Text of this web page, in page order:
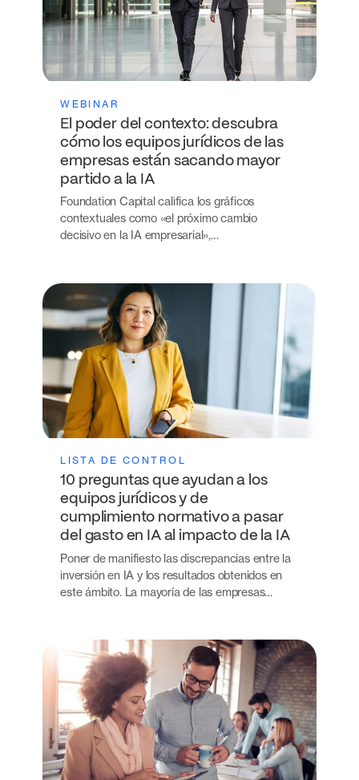
WEBINAR
El poder del contexto: descubra
cómo los equipos jurídicos de las
empresas están sacando mayor
partido a la IA
Foundation Capital califica los gráficos
contextuales como «el próximo cambio
decisivo en la IA empresarial»,…
LISTA DE CONTROL
10 preguntas que ayudan a los
equipos jurídicos y de
cumplimiento normativo a pasar
del gasto en IA al impacto de la IA
Poner de manifiesto las discrepancias entre la
inversión en IA y los resultados obtenidos en
este ámbito. La mayoría de las empresas…